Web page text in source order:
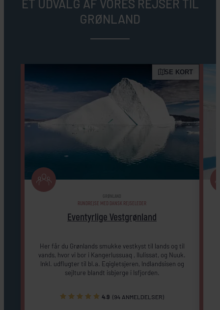
ET UDVALG AF VORES REJSER TIL
GRØNLAND
SE KORT
Eventyrlige Vestgrønland
GRØNLAND
RUNDREJSE MED DANSK REJSELEDER
Her får du Grønlands smukke vestkyst til lands og til
vands, hvor vi bor i Kangerlussuaq , Ilulissat, og Nuuk.
Inkl. udflugter til bl.a. Eqigletsjeren, Indlandsisen og
sejlture blandt isbjerge i Isfjorden.
4.9 (94 ANMELDELSER)